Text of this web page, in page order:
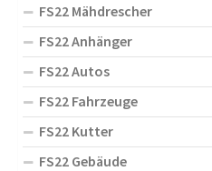
FS22 Mähdrescher
FS22 Anhänger
FS22 Autos
FS22 Fahrzeuge
FS22 Kutter
FS22 Gebäude